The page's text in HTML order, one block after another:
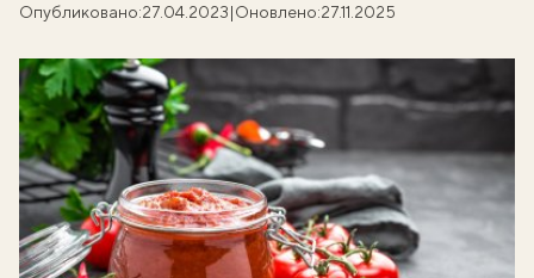
Опубликовано:27.04.2023|Оновлено:27.11.2025